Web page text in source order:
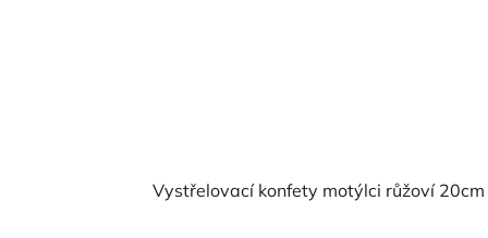
Vystřelovací konfety motýlci růžoví 20cm